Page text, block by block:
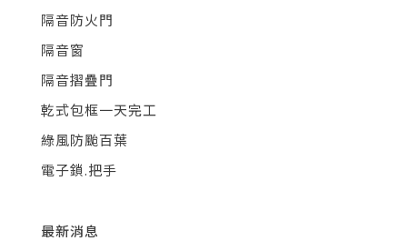
隔音防火門
隔音窗
隔音摺疊門
乾式包框一天完工
綠風防颱百葉
電子鎖.把手
最新消息